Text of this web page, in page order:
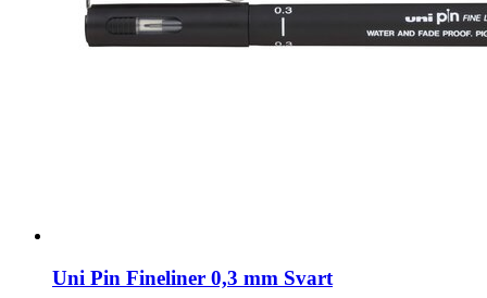
Uni Pin Fineliner 0,3 mm Svart